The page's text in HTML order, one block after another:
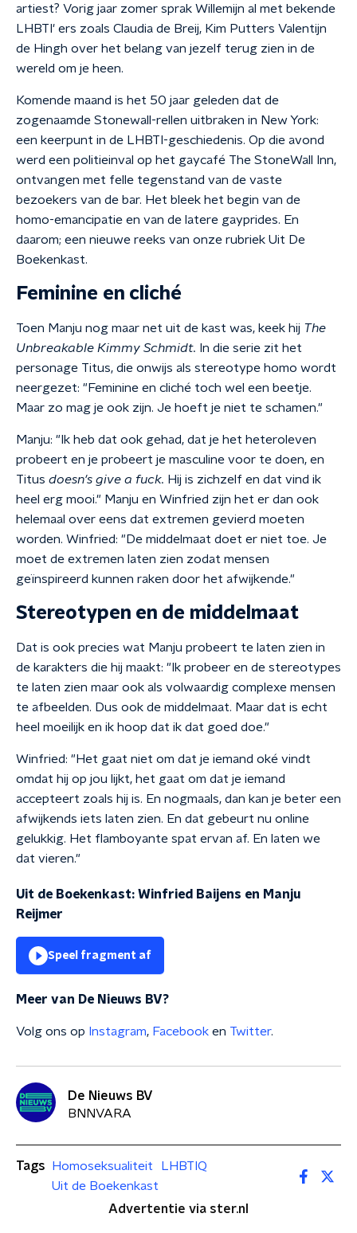
artiest? Vorig jaar zomer sprak Willemijn al met bekende
LHBTI' ers zoals Claudia de Breij, Kim Putters Valentijn
de Hingh over het belang van jezelf terug zien in de
wereld om je heen.
Komende maand is het 50 jaar geleden dat de
zogenaamde Stonewall-rellen uitbraken in New York:
een keerpunt in de LHBTI-geschiedenis. Op die avond
werd een politieinval op het gaycafé The StoneWall Inn,
ontvangen met felle tegenstand van de vaste
bezoekers van de bar. Het bleek het begin van de
homo-emancipatie en van de latere gayprides. En
daarom; een nieuwe reeks van onze rubriek Uit De
Boekenkast.
Feminine en cliché
Toen Manju nog maar net uit de kast was, keek hij The
Unbreakable Kimmy Schmidt. In die serie zit het
personage Titus, die onwijs als stereotype homo wordt
neergezet: "Feminine en cliché toch wel een beetje.
Maar zo mag je ook zijn. Je hoeft je niet te schamen."
Manju: "Ik heb dat ook gehad, dat je het heteroleven
probeert en je probeert je masculine voor te doen, en
Titus doesn's give a fuck. Hij is zichzelf en dat vind ik
heel erg mooi." Manju en Winfried zijn het er dan ook
helemaal over eens dat extremen gevierd moeten
worden. Winfried: "De middelmaat doet er niet toe. Je
moet de extremen laten zien zodat mensen
geïnspireerd kunnen raken door het afwijkende."
Stereotypen en de middelmaat
Dat is ook precies wat Manju probeert te laten zien in
de karakters die hij maakt: "Ik probeer en de stereotypes
te laten zien maar ook als volwaardig complexe mensen
te afbeelden. Dus ook de middelmaat. Maar dat is echt
heel moeilijk en ik hoop dat ik dat goed doe."
Winfried: "Het gaat niet om dat je iemand oké vindt
omdat hij op jou lijkt, het gaat om dat je iemand
accepteert zoals hij is. En nogmaals, dan kan je beter een
afwijkends iets laten zien. En dat gebeurt nu online
gelukkig. Het flamboyante spat ervan af. En laten we
dat vieren."
Uit de Boekenkast: Winfried Baijens en Manju
Reijmer
Speel fragment af
Meer van De Nieuws BV?
Volg ons op Instagram, Facebook en Twitter.
De Nieuws BV
BNNVARA
Tags Homoseksualiteit
LHBTIQ
Uit de Boekenkast
Advertentie via ster.nl